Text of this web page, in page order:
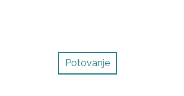
Potovanje